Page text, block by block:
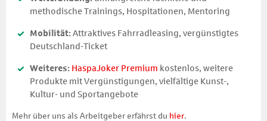
methodische Trainings, Hospitationen, Mentoring
Mobilität:Attraktives Fahrradleasing, vergünstigtes
Deutschland-Ticket
Weiteres: HaspaJoker Premium kostenlos, weitere
Produkte mit Vergünstigungen, vielfältige Kunst-,
Kultur- und Sportangebote
Mehr über uns als Arbeitgeber erfährst du hier.